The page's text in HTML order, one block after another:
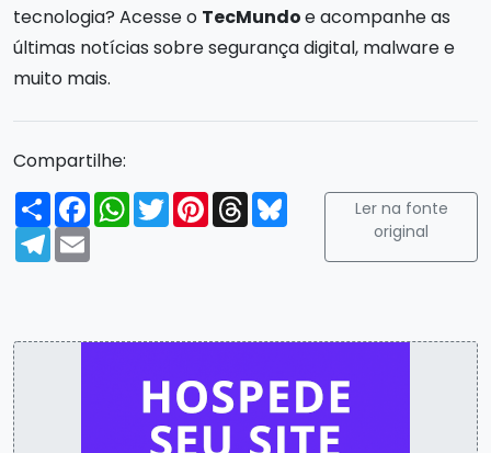
tecnologia? Acesse o TecMundoe acompanhe as
últimas notícias sobre segurança digital, malware e
muito mais.
Compartilhe:
Compartilhar
FacebookWhatsApp
TwitterPinterest
ThreadsBluesky
Telegram
Email
Ler na fonte
original